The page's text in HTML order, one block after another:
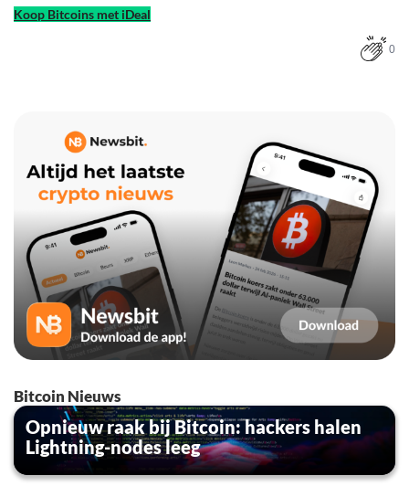
Koop Bitcoins met iDeal
0
Bitcoin Nieuws
Opnieuw raak bij Bitcoin: hackers halen
Lightning-nodes leeg